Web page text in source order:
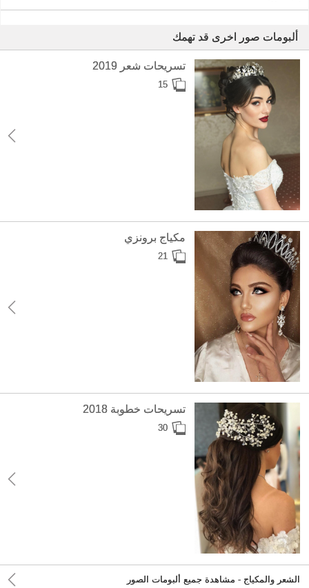
ألبومات صور اخرى قد تهمك
تسريحات شعر 2019
15
مكياج برونزي
21
تسريحات خطوبة 2018
30
الشعر والمكياج - مشاهدة جميع ألبومات الصور